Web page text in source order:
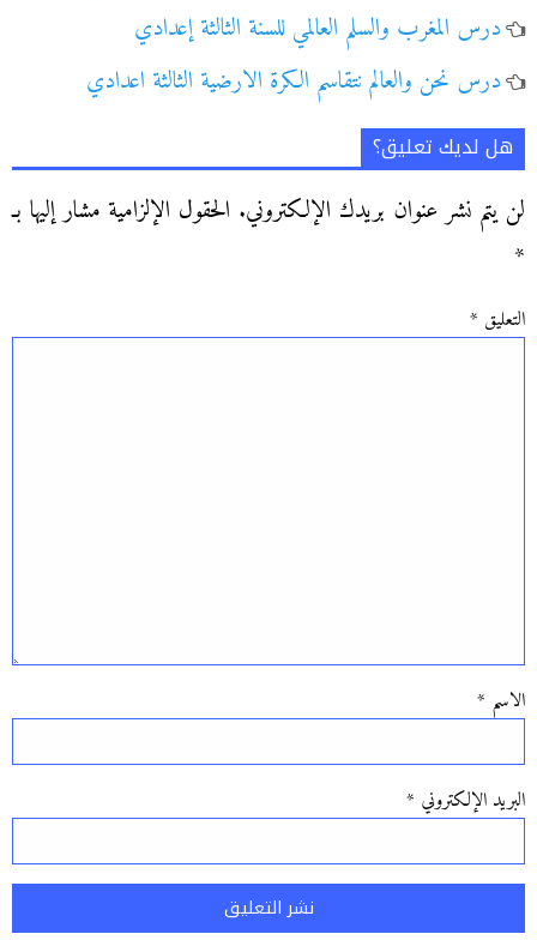
درس المغرب والسلم العالمي للسنة الثالثة إعدادي
درس نحن والعالم نتقاسم الكرة الارضية الثالثة اعدادي
هل لديك تعليق؟
لن يتم نشر عنوان بريدك الإلكتروني. الحقول الإلزامية مشار إليها بـ
*
التعليق *
الاسم *
البريد الإلكتروني *